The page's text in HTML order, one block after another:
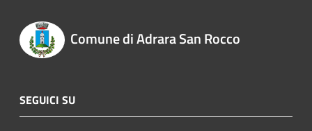
Comune di Adrara San Rocco
SEGUICI SU